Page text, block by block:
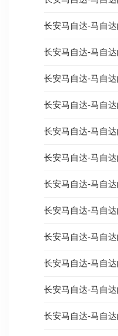
长安马自达-马自
长安马自达-马自
长安马自达-马自
长安马自达-马自
长安马自达-马自
长安马自达-马自
长安马自达-马自
长安马自达-马自
长安马自达-马自
长安马自达-马自
长安马自达-马自
长安马自达-马自